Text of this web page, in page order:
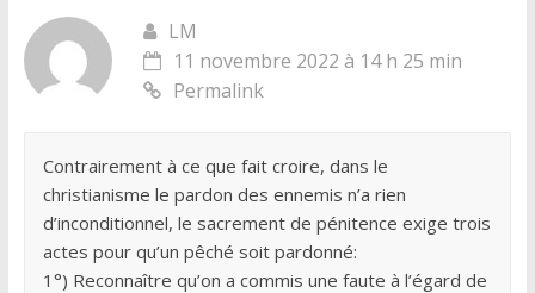
LM
11 novembre 2022 à 14 h 25 min
Permalink
Contrairement à ce que fait croire, dans le
christianisme le pardon des ennemis n’a rien
d’inconditionnel, le sacrement de pénitence exige trois
actes pour qu’un pêché soit pardonné:
1°) Reconnaître qu’on a commis une faute à l’égard de